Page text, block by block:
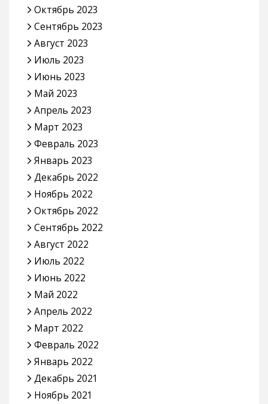
Октябрь 2023
Сентябрь 2023
Август 2023
Июль 2023
Июнь 2023
Май 2023
Апрель 2023
Март 2023
Февраль 2023
Январь 2023
Декабрь 2022
Ноябрь 2022
Октябрь 2022
Сентябрь 2022
Август 2022
Июль 2022
Июнь 2022
Май 2022
Апрель 2022
Март 2022
Февраль 2022
Январь 2022
Декабрь 2021
Ноябрь 2021